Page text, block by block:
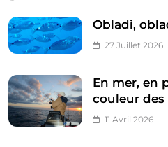
Obladi,
27 Juillet 2026
En mer, en
couleur des
11 Avril 2026